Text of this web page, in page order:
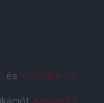
és YouTube-on